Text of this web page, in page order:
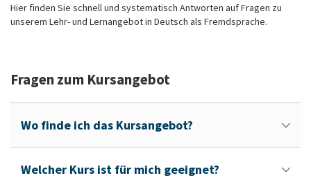
Hier finden Sie schnell und systematisch Antworten auf Fragen zu
unserem Lehr- und Lernangebot in Deutsch als Fremdsprache.
Fragen zum Kursangebot
Wo finde ich das Kursangebot?
Welcher Kurs ist für mich geeignet?